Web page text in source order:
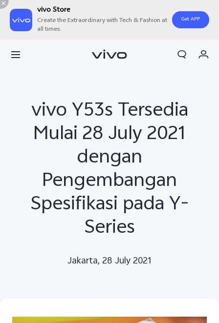
vivo Store
Create the Extraordinary with Tech & Fashion at
all times.
Get APP
Akun Saya
vivo Y53s Tersedia
Mulai 28 July 2021
dengan
Pengembangan
Spesifikasi pada Y-
Series
Jakarta, 28 July 2021